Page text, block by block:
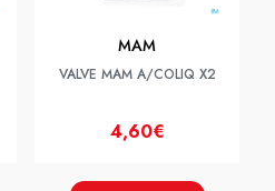
MAM
VALVE MAM A/COLIQ X2
4,60€